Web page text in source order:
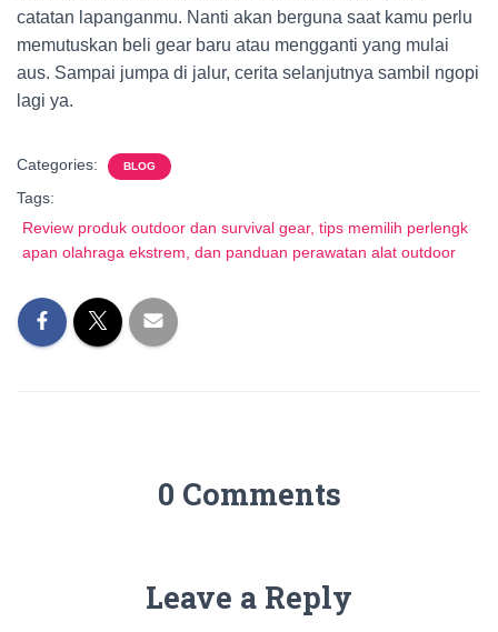
catatan lapanganmu. Nanti akan berguna saat kamu perlu
memutuskan beli gear baru atau mengganti yang mulai
aus. Sampai jumpa di jalur, cerita selanjutnya sambil ngopi
lagi ya.
Categories: BLOG
Tags:
Review produk outdoor dan survival gear, tips memilih perlengk
apan olahraga ekstrem, dan panduan perawatan alat outdoor
0 Comments
Leave a Reply